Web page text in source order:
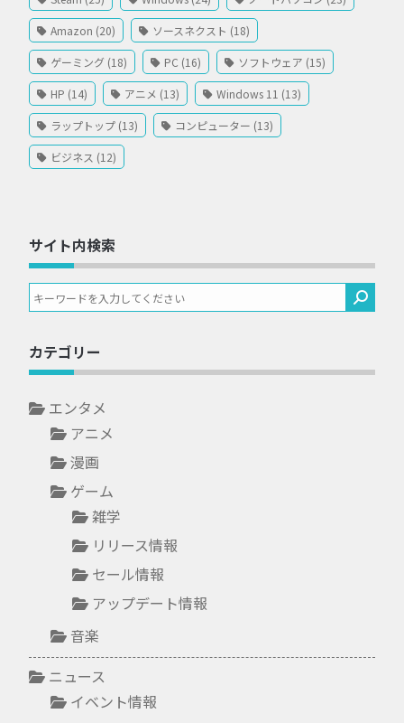
Amazon (20) ソースネクスト (18)
ゲーミング (18) PC (16) ソフトウェア (15)
HP (14) アニメ (13) Windows 11 (13)
ラップトップ (13) コンピューター (13)
ビジネス (12)
サイト内検索
カテゴリー
エンタメ
アニメ
漫画
ゲーム
雑学
リリース情報
セール情報
アップデート情報
音楽
ニュース
イベント情報